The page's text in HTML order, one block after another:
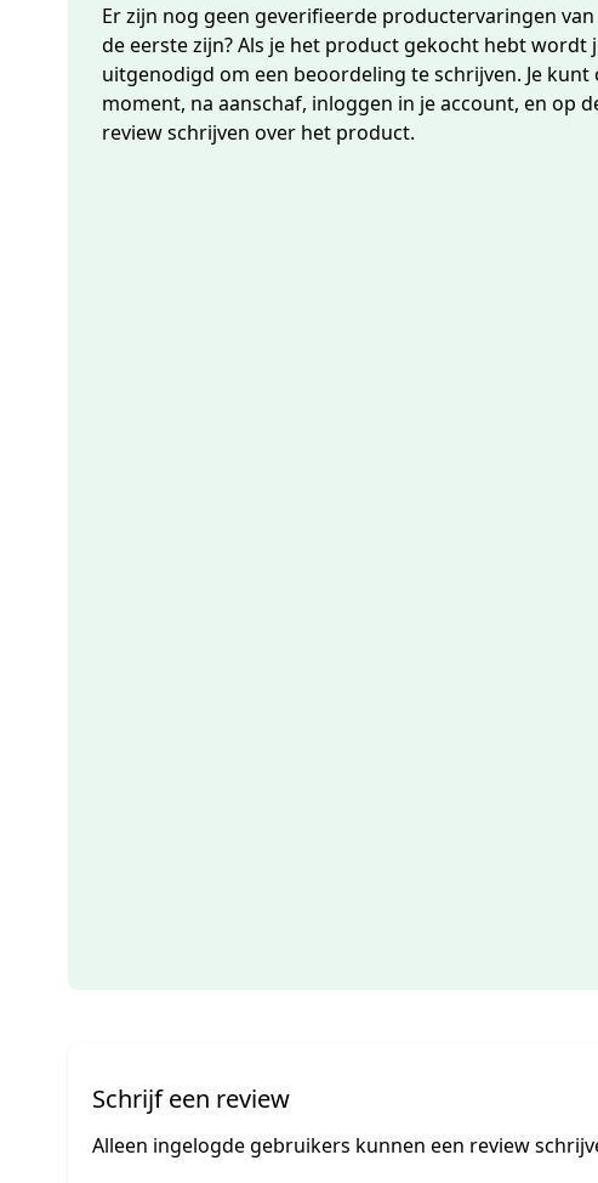
Er zijn nog geen geverifieerde productervaringen
de eerste zijn? Als je het product gekocht hebt wordt
uitgenodigd om een beoordeling te schrijven. Je kunt
moment, na aanschaf, inloggen in je account, en op
review schrijven over het product.
Schrijf een review
Alleen ingelogde gebruikers kunnen een review